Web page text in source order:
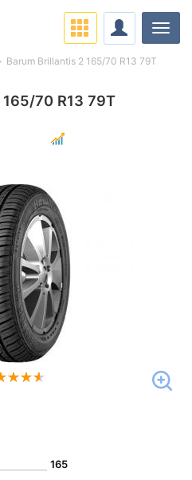
165/70 R13 79T
165
Barum Brillantis 2 165/70 R13 79T